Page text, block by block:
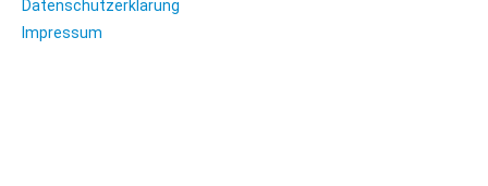
Datenschutzerklärung
Impressum